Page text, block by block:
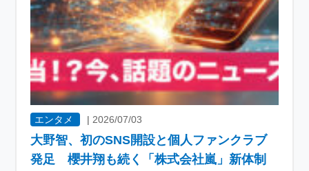
エンタメ |2026/07/03
大野智、初のSNS開設と個人ファンクラブ
発足 櫻井翔も続く「株式会社嵐」新体制